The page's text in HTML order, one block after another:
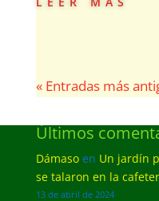
« Entradas más
Últimos
Dámasoen Un jardín
se talaron en la
13 de abril de 2024